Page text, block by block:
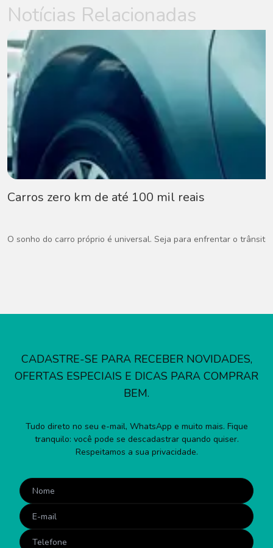
Notícias Relacionadas
Carros zero km de até 100 mil reais
O sonho do carro próprio é universal. Seja para enfrentar o
CADASTRE-SE PARA RECEBER NOVIDADES,
OFERTAS ESPECIAIS E DICAS PARA COMPRAR
BEM.
Tudo direto no seu e-mail, WhatsApp e muito mais. Fique
tranquilo: você pode se descadastrar quando quiser.
Respeitamos a sua privacidade.